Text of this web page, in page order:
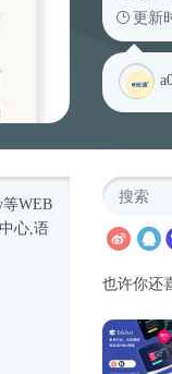
更新
等WEB
心,语
也许你还